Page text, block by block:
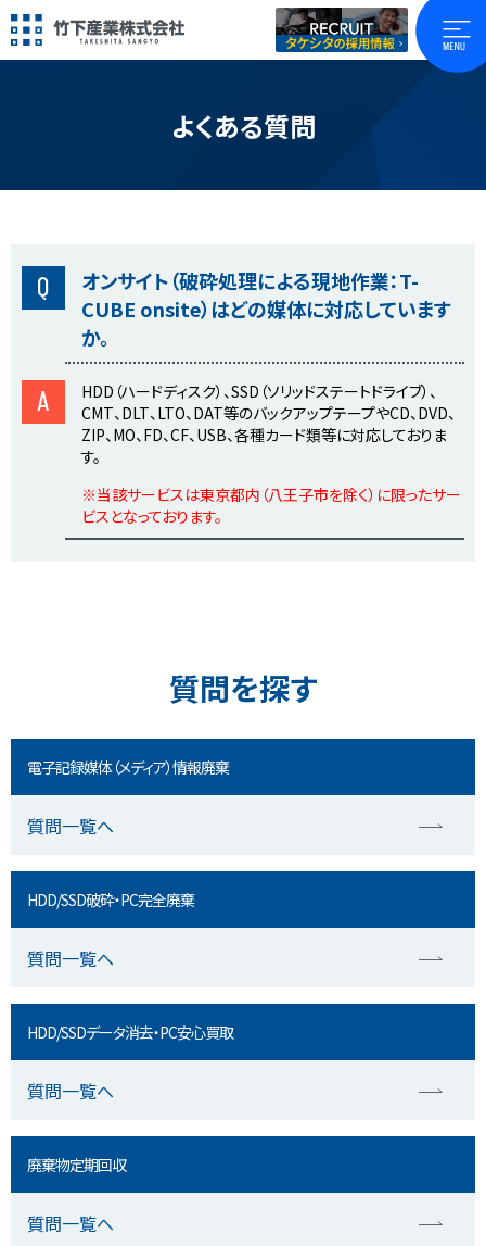
よくある質問
Q
オンサイト（破砕処理による現地作業：T-
CUBE onsite）はどの媒体に対応しています
か。
A
HDD（ハードディスク）、SSD（ソリッドステートドライブ）、
CMT、DLT、LTO、DAT等のバックアップテープやCD、DVD、
ZIP、MO、FD、CF、USB、各種カード類等に対応しておりま
す。
※当該サービスは東京都内（八王子市を除く）に限ったサー
ビスとなっております。
質問を探す
電子記録媒体（メディア）情報廃棄
質問一覧へ
HDD/SSD破砕・PC完全廃棄
質問一覧へ
HDD/SSDデータ消去・PC安心買取
質問一覧へ
廃棄物定期回収
質問一覧へ